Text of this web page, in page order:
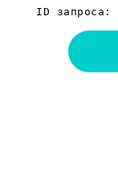
ID запроса: